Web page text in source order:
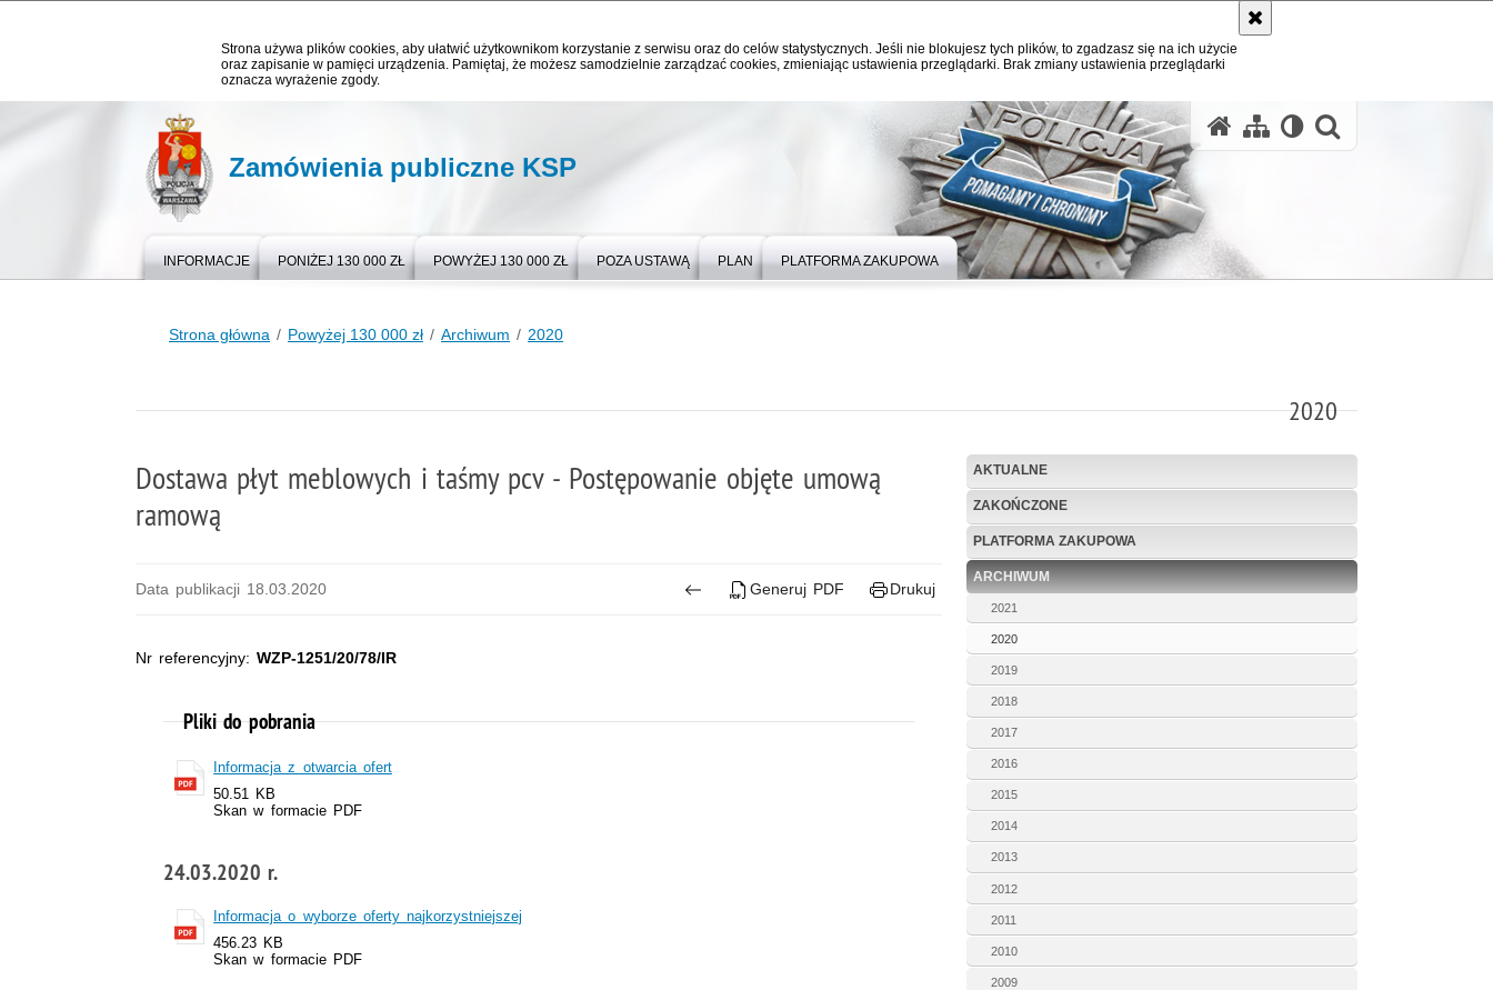
Strona używa plików cookies, aby ułatwić użytkownikom korzystanie z serwisu oraz do celów statystycznych. Jeśli nie blokujesz tych plików, to zgadzasz się na ich użycie
oraz zapisanie w pamięci urządzenia. Pamiętaj, że możesz samodzielnie zarządzać cookies, zmieniając ustawienia przeglądarki. Brak zmiany ustawienia przeglądarki
oznacza wyrażenie zgody.
Zamówienia publiczne KSP
INFORMACJE PONIŻEJ 130 000 ZŁ POWYŻEJ 130 000 ZŁ POZA USTAWĄ PLAN PLATFORMA ZAKUPOWA
Strona główna Powyżej 130 000 zł Archiwum 2020
2020
Dostawa płyt meblowych i taśmy pcv - Postępowanie objęte umową
ramową
Data publikacji 18.03.2020 Generuj PDF Drukuj
Nr referencyjny:WZP-1251/20/78/IR
Pliki do pobrania
Informacja z otwarcia ofert
50.51 KB
Skan w formacie PDF
24.03.2020 r.
Informacja o wyborze oferty najkorzystniejszej
456.23 KB
Skan w formacie PDF
AKTUALNE
ZAKOŃCZONE
PLATFORMA ZAKUPOWA
ARCHIWUM
2021
2020
2019
2018
2017
2016
2015
2014
2013
2012
2011
2010
2009